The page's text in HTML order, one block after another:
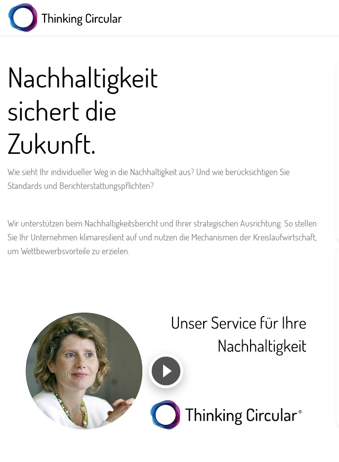
Nachhaltigkeit
sichert die
Zukunft.
Wie sieht Ihr individueller Weg in die Nachhaltigkeit aus? Und wie berücksichtigen Sie
Standards und Berichterstattungspflichten?
Wir unterstützen beim Nachhaltigkeitsbericht und Ihrer strategischen Ausrichtung. So stellen
Sie Ihr Unternehmen klimaresilient auf und nutzen die Mechanismen der Kreislaufwirtschaft,
um Wettbewerbsvorteile zu erzielen.